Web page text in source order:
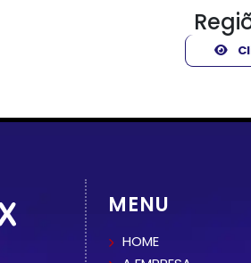
MENU
HOME